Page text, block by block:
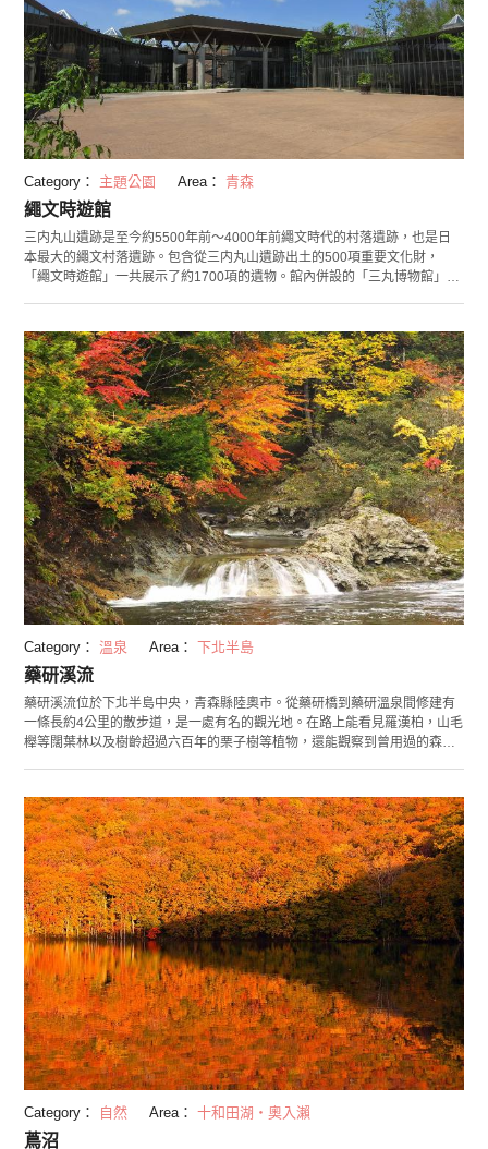
Category： 主題公園 Area： 青森
繩文時遊館
三内丸山遺跡是至今約5500年前〜4000年前繩文時代的村落遺跡，也是日
本最大的繩文村落遺跡。包含從三内丸山遺跡出土的500項重要文化財，
「繩文時遊館」一共展示了約1700項的遺物。館內併設的「三丸博物館」，
的方式展示出繩文人的生活。也有舉辦可以體驗製作繩文編織包和迷你土偶
等的體驗工房，和讓你更加了解繩文文化的繩文教室等活動，是可以親自感
受日本歷史的設施。
Category： 溫泉 Area： 下北半島
藥研溪流
藥研溪流位於下北半島中央，青森縣陸奧市。從藥研橋到藥研溫泉間修建有
一條長約4公里的散步道，是一處有名的觀光地。在路上能看見羅漢柏，山毛
櫸等闊葉林以及樹齡超過六百年的栗子樹等植物，還能觀察到曾用過的森林
流約2公里。藥研溫泉與奧藥研溫泉間有條約3公里的小路連接，因此在欣賞
過藥研溪流與森林浴後，不妨來泡泡溫泉消除疲勞吧！
Category： 自然 Area： 十和田湖・奧入瀨
蔦沼